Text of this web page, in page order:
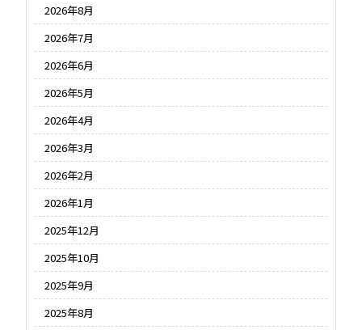
2026年8月
2026年7月
2026年6月
2026年5月
2026年4月
2026年3月
2026年2月
2026年1月
2025年12月
2025年10月
2025年9月
2025年8月